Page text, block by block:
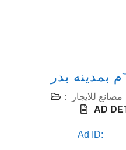
: مصانع للايجار
AD
Ad ID: